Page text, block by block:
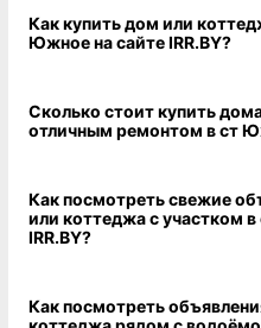
Как купить дом или коттедж с благоустройством в
Южное на сайте IRR.BY?
Сколько стоит купить дома
отличным ремонтом в ст
Как посмотреть свежие
или коттеджа с участком
IRR.BY?
Как посмотреть